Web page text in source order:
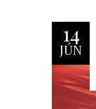
14
JÚN